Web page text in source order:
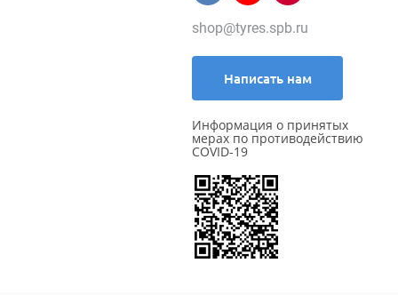
shop@tyres.spb.ru
Написать нам
Информация о принятых
мерах по противодействию
COVID-19